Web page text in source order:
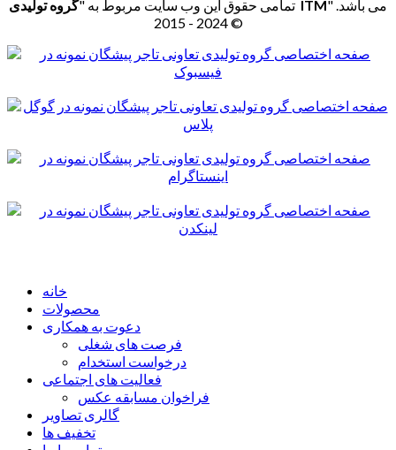
تمامی حقوق این وب سایت مربوط به " گروه تولیدی ITM" می باشد.
© 2024 - 2015
خانه
محصولات
دعوت به همکاری
فرصت های شغلی
درخواست استخدام
فعالیت های اجتماعی
فراخوان مسابقه عکس
گالری تصاویر
تخفیف ها